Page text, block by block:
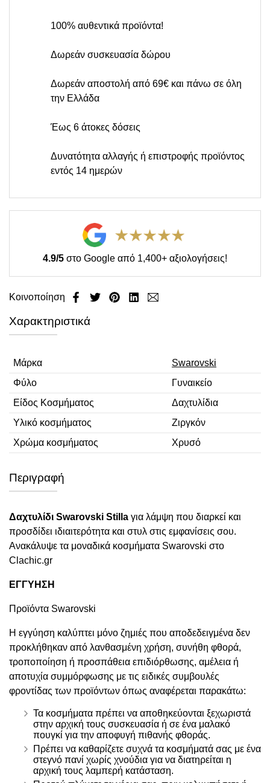
100% αυθεντικά προϊόντα!
Δωρεάν συσκευασία δώρου
Δωρεάν αποστολή από 69€ και πάνω σε όλη
την Ελλάδα
Έως 6 άτοκες δόσεις
Δυνατότητα αλλαγής ή επιστροφής προϊόντος
εντός 14 ημερών
4.9/5 στο Google από 1,400+ αξιολογήσεις!
Κοινοποίηση
Χαρακτηριστικά
Μάρκα
Swarovski
Φύλο
Γυναικείο
Είδος Κοσμήματος
Δαχτυλίδια
Υλικό κοσμήματος
Ζιργκόν
Χρώμα κοσμήματος
Χρυσό
Περιγραφή
Δαχτυλίδι Swarovski Stilla για λάμψη που διαρκεί και
προσδίδει ιδιαιτερότητα και στυλ στις εμφανίσεις σου.
Ανακάλυψε τα μοναδικά κοσμήματα Swarovski στο
Clachic.gr
ΕΓΓΥΗΣΗ
Προϊόντα Swarovski
Η εγγύηση καλύπτει μόνο ζημιές που αποδεδειγμένα δεν
προκλήθηκαν από λανθασμένη χρήση, συνήθη φθορά,
τροποποίηση ή προσπάθεια επιδιόρθωσης, αμέλεια ή
αποτυχία συμμόρφωσης με τις ειδικές συμβουλές
φροντίδας των προϊόντων όπως αναφέρεται παρακάτω:
Τα κοσμήματα πρέπει να αποθηκεύονται ξεχωριστά
στην αρχική τους συσκευασία ή σε ένα μαλακό
πουγκί για την αποφυγή πιθανής φθοράς.
Πρέπει να καθαρίζετε συχνά τα κοσμήματά σας με ένα
στεγνό πανί χωρίς χνούδια για να διατηρείται η
αρχική τους λαμπερή κατάσταση.